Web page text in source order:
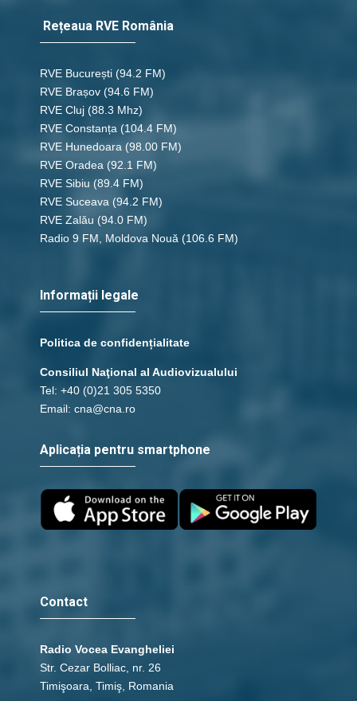
Rețeaua RVE România
RVE București (94.2 FM)
RVE Brașov (94.6 FM)
RVE Cluj (88.3 Mhz)
RVE Constanța (104.4 FM)
RVE Hunedoara (98.00 FM)
RVE Oradea (92.1 FM)
RVE Sibiu (89.4 FM)
RVE Suceava (94.2 FM)
RVE Zalău (94.0 FM)
Radio 9 FM, Moldova Nouă (106.6 FM)
Informații legale
Politica de confidențialitate
Consiliul Naţional al Audiovizualului
Tel: +40 (0)21 305 5350
Email: cna@cna.ro
Aplicația pentru smartphone
Contact
Radio Vocea Evangheliei
Str. Cezar Bolliac, nr. 26
Timişoara, Timiş, Romania